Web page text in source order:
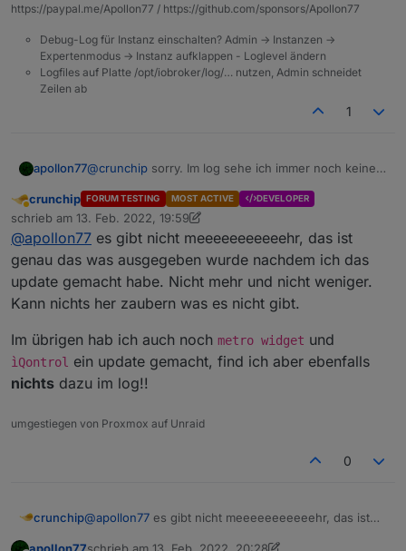
info meldungen weggelassen
ganze Fassung
2022-02-13 17:00:00.595 - info: javascript.0
2022-02-13 17:05:07.110 - info: backitup.0
2022-02-13 17:05:07.135 - info: backitup.0
2022-02-13 17:05:07.137 - info: backitup.0
2022-02-13 17:05:07.139 - info: backitup.0
2022-02-13 17:06:04.707 - info: javascript.0
2022-02-13 17:06:27.572 - info: backitup.0
2022-02-13 17:06:28.086 - error: backitup.0
2022-02-13 17:06:28.089 - error:
2022-02-13 17:06:28.090 - error:
2022-02-13 17:06:28.092 - error:
at Redis. (/opt/iobroker/node_modules/
at processTicksAndRejections (internal/
2022-02-13 17:06:33.341 - info:
2022-02-13 17:06:33.540 - info: backitup.0
2022-02-13 17:08:00.508 - info: javascript.0
https://paypal.me/Apollon77 / https://github.com/sponsors/Apollon77
Debug-Log für Instanz einschalten? Admin -> Instanzen ->
Expertenmodus -> Instanz aufklappen - Loglevel ändern
Logfiles auf Platte /opt/iobroker/log/… nutzen, Admin schneidet
Zeilen ab
1
apollon77@crunchip sorry. Im log sehe ich immer noch keinen
Abwesend
crunchip FORUM TESTING MOST ACTIVE DEVELOPER
schrieb am 13. Feb. 2022, 19:59
zuletzt editiert von crunchip
@apollon77 es gibt nicht meeeeeeeeeeehr, das ist
genau das was ausgegeben wurde nachdem ich das
update gemacht habe. Nicht mehr und nicht weniger.
Kann nichts her zaubern was es nicht gibt.
Im übrigen hab ich auch noch metro widget und
ìQontrol ein update gemacht, find ich aber ebenfalls
nichts dazu im log!!
umgestiegen von Proxmox auf Unraid
0
crunchip@apollon77 es gibt nicht meeeeeeeeeeehr, das ist